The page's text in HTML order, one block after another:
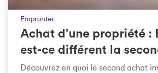
Emprunter
Achat d’une propriété :
est-ce différent la
Découvrez en quoi le second achat